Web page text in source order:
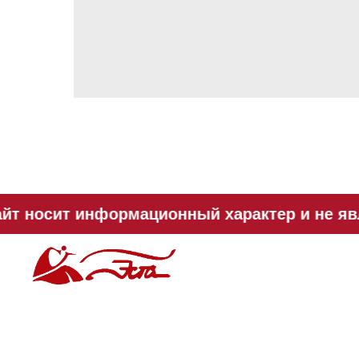
носит информационный характер и не